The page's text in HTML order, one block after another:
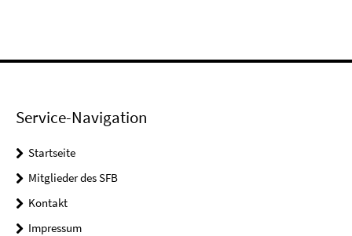
Service-Navigation
Startseite
Mitglieder des SFB
Kontakt
Impressum